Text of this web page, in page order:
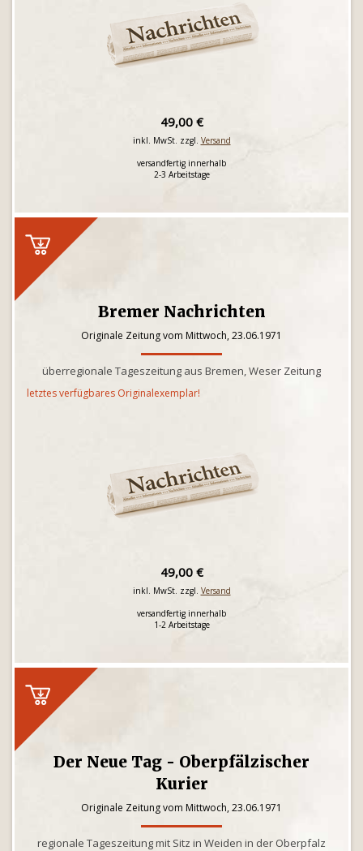
49,00 €
inkl. MwSt. zzgl. Versand
versandfertig innerhalb
2-3 Arbeitstage
Bremer Nachrichten
Originale Zeitung vom Mittwoch, 23.06.1971
überregionale Tageszeitung aus Bremen, Weser Zeitung
letztes verfügbares Originalexemplar!
49,00 €
inkl. MwSt. zzgl. Versand
versandfertig innerhalb
1-2 Arbeitstage
Der Neue Tag - Oberpfälzischer
Kurier
Originale Zeitung vom Mittwoch, 23.06.1971
regionale Tageszeitung mit Sitz in Weiden in der Oberpfalz